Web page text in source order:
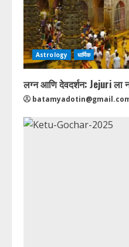
Astrology धार्मिक
लग्न आणि देवदर्शन: Jejuri ला